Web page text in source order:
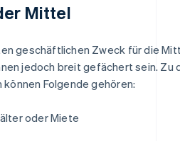
Mittel
geschäftlichen Zweck für die
jedoch breit gefächert sein. Zu
Folgende gehören:
oder Miete